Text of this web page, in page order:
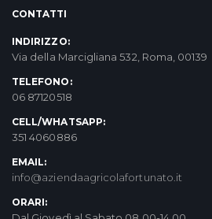
CONTATTI
INDIRIZZO:
Via della Marcigliana 532, Roma, 00139
TELEFONO:
06 87120518
CELL/WHATSAPP:
351 4060886
EMAIL:
info@aziendaagricolafortunato.it
ORARI: